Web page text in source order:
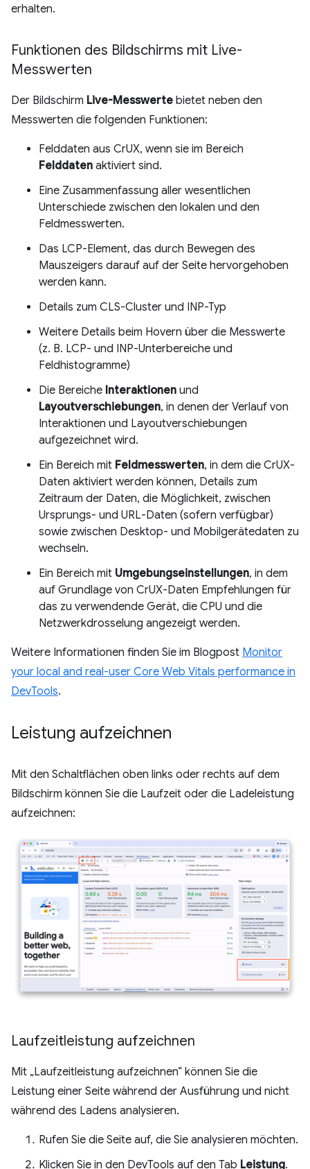
erhalten.
Funktionen des Bildschirms mit Live-
Messwerten
Der Bildschirm Live-Messwerte bietet neben den
Messwerten die folgenden Funktionen:
Felddaten aus CrUX, wenn sie im Bereich
Felddaten aktiviert sind.
Eine Zusammenfassung aller wesentlichen
Unterschiede zwischen den lokalen und den
Feldmesswerten.
Das LCP-Element, das durch Bewegen des
Mauszeigers darauf auf der Seite hervorgehoben
werden kann.
Details zum CLS-Cluster und INP-Typ
Weitere Details beim Hovern über die Messwerte
(z. B. LCP- und INP-Unterbereiche und
Feldhistogramme)
Die Bereiche Interaktionen und
Layoutverschiebungen, in denen der Verlauf von
Interaktionen und Layoutverschiebungen
aufgezeichnet wird.
Ein Bereich mit Feldmesswerten, in dem die CrUX-
Daten aktiviert werden können, Details zum
Zeitraum der Daten, die Möglichkeit, zwischen
Ursprungs- und URL-Daten (sofern verfügbar)
sowie zwischen Desktop- und Mobilgerätedaten zu
wechseln.
Ein Bereich mit Umgebungseinstellungen, in dem
auf Grundlage von CrUX-Daten Empfehlungen für
das zu verwendende Gerät, die CPU und die
Netzwerkdrosselung angezeigt werden.
Weitere Informationen finden Sie im Blogpost Monitor
your local and real-user Core Web Vitals performance in
DevTools.
Leistung aufzeichnen
Mit den Schaltflächen oben links oder rechts auf dem
Bildschirm können Sie die Laufzeit oder die Ladeleistung
aufzeichnen:
Laufzeitleistung aufzeichnen
Mit „Laufzeitleistung aufzeichnen“ können Sie die
Leistung einer Seite während der Ausführung und nicht
während des Ladens analysieren.
Rufen Sie die Seite auf, die Sie analysieren möchten.
Klicken Sie in den DevTools auf den Tab Leistung.